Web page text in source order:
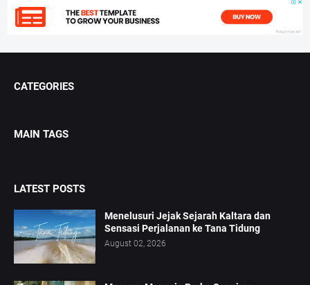
CATEGORIES
MAIN TAGS
LATEST POSTS
Menelusuri Jejak Sejarah Kaltara dan
Sensasi Perjalanan ke Tana Tidung
August 02, 2026